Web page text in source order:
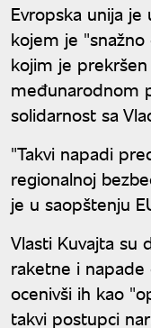
Evropska unija
kojem je "snažno
kojim je
međunarodnom
solidarnost sa
"Takvi napadi
regionalnoj
je u saopštenju
Vlasti Kuvajta su
raketne i
ocenivši ih kao
takvi postupci